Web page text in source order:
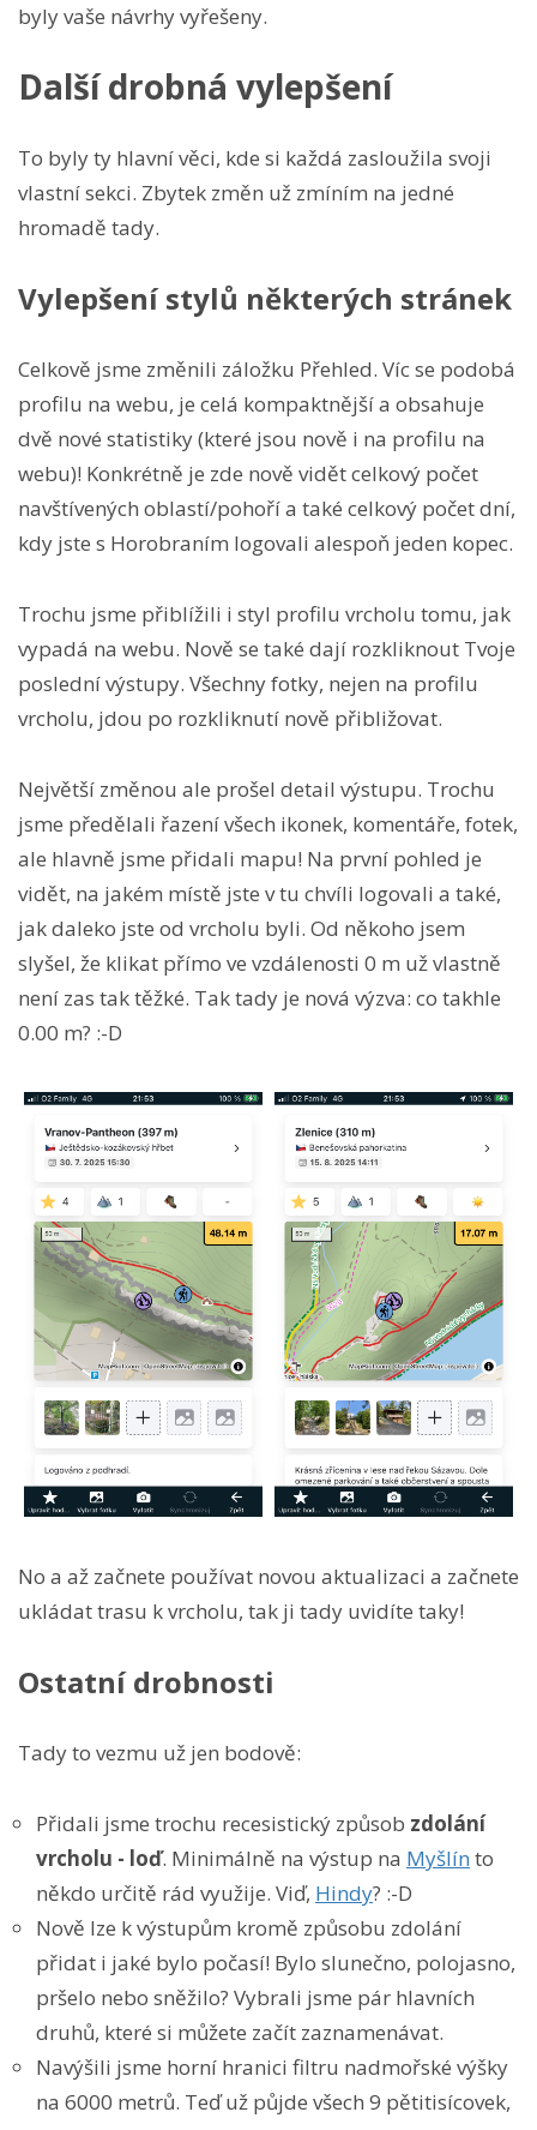
byly vaše návrhy vyřešeny.
Další drobná vylepšení
To byly ty hlavní věci, kde si každá zasloužila svoji
vlastní sekci. Zbytek změn už zmíním na jedné
hromadě tady.
Vylepšení stylů některých stránek
Celkově jsme změnili záložku Přehled. Víc se podobá
profilu na webu, je celá kompaktnější a obsahuje
dvě nové statistiky (které jsou nově i na profilu na
webu)! Konkrétně je zde nově vidět celkový počet
navštívených oblastí/pohoří a také celkový počet dní,
kdy jste s Horobraním logovali alespoň jeden kopec.
Trochu jsme přiblížili i styl profilu vrcholu tomu, jak
vypadá na webu. Nově se také dají rozkliknout Tvoje
poslední výstupy. Všechny fotky, nejen na profilu
vrcholu, jdou po rozkliknutí nově přibližovat.
Největší změnou ale prošel detail výstupu. Trochu
jsme předělali řazení všech ikonek, komentáře, fotek,
ale hlavně jsme přidali mapu! Na první pohled je
vidět, na jakém místě jste v tu chvíli logovali a také,
jak daleko jste od vrcholu byli. Od někoho jsem
slyšel, že klikat přímo ve vzdálenosti 0 m už vlastně
není zas tak těžké. Tak tady je nová výzva: co takhle
0.00 m? :-D
No a až začnete používat novou aktualizaci a začnete
ukládat trasu k vrcholu, tak ji tady uvidíte taky!
Ostatní drobnosti
Tady to vezmu už jen bodově:
Přidali jsme trochu recesistický způsob zdolání
vrcholu - loď. Minimálně na výstup na Myšlín to
někdo určitě rád využije. Viď, Hindy? :-D
Nově lze k výstupům kromě způsobu zdolání
přidat i jaké bylo počasí! Bylo slunečno, polojasno,
pršelo nebo sněžilo? Vybrali jsme pár hlavních
druhů, které si můžete začít zaznamenávat.
Navýšili jsme horní hranici filtru nadmořské výšky
na 6000 metrů. Teď už půjde všech 9 pětitisícovek,